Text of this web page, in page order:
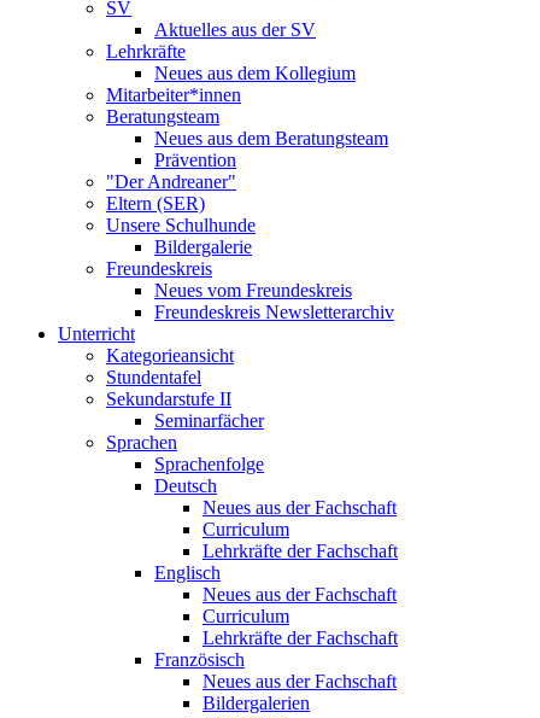
SV
Aktuelles aus der SV
Lehrkräfte
Neues aus dem Kollegium
Mitarbeiter*innen
Beratungsteam
Neues aus dem Beratungsteam
Prävention
"Der Andreaner"
Eltern (SER)
Unsere Schulhunde
Bildergalerie
Freundeskreis
Neues vom Freundeskreis
Freundeskreis Newsletterarchiv
Unterricht
Kategorieansicht
Stundentafel
Sekundarstufe II
Seminarfächer
Sprachen
Sprachenfolge
Deutsch
Neues aus der Fachschaft
Curriculum
Lehrkräfte der Fachschaft
Englisch
Neues aus der Fachschaft
Curriculum
Lehrkräfte der Fachschaft
Französisch
Neues aus der Fachschaft
Bildergalerien